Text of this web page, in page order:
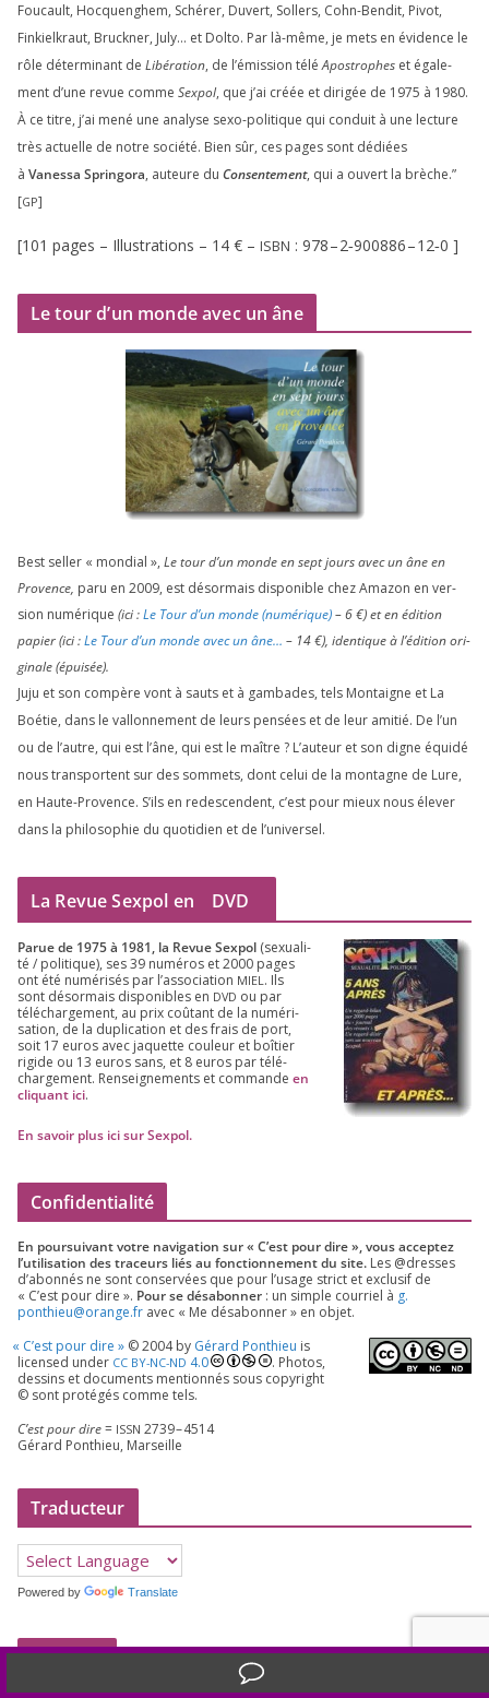
Foucault, Hocquenghem, Schérer, Duvert, Sollers, Cohn-Bendit, Pivot,
Finkielkraut, Bruckner, July… et Dolto. Par là-même, je mets en évi­dence le
rôle déter­mi­nant de Libération, de l’émission téléApostrophes et éga­le­
ment d’une revue comme Sexpol, que j’ai créée et diri­gée de 1975 à 1980.
À ce titre, j’ai mené une ana­lyse sexo-poli­tique qui conduit à une lec­ture
très actuelle de notre socié­té. Bien sûr, ces pages sont dédiées
à Vanessa Springora, auteure du Consentement, qui a ouvert la brèche.”
[GP]
[101 pages – Illustrations – 14 € – ISBN : 978–2‑900886–12‑0 ]
Le tour d’un monde avec un âne
Best sel­ler « mon­dial », Le tour d’un monde en sept jours avec un âne en
Provence, paru en 2009, est désor­mais dis­po­nible chez Amazon en ver­
sion numé­rique (ici :Le Tour d’un monde (numé­rique)–6€) et en édi­tion
papier (ici :Le Tour d’un monde avec un âne… – 14€), iden­tique à l’é­di­tion ori­
gi­nale (épui­sée).
Juju et son com­père vont à sauts et à gam­bades, tels Montaigne et La
Boétie, dans le val­lon­ne­ment de leurs pen­sées et de leur ami­tié. De l’un
ou de l’autre, qui est l’âne, qui est le maître ? L’auteur et son digne équi­dé
nous trans­portent sur des som­mets, dont celui de la mon­tagne de Lure,
en Haute-Provence. S’ils en redes­cendent, c’est pour mieux nous éle­ver
dans la phi­lo­so­phie du quo­ti­dien et de l’universel.
La Revue Sexpol en DVD
Parue de 1975à 1981, la Revue Sex­pol (sexua­li­
té /​ poli­tique), ses39 numé­ros et2000 pages
ont été numé­ri­sés par l’as­so­cia­tion MIEL . Ils
sont désor­mais dis­po­nibles en DVD ou par
télé­char­ge­ment, au prix coû­tant de la numé­ri­
sa­tion, de la dupli­ca­tion et des frais de port,
soit 17 euros avec jaquette cou­leur et boî­tier
rigide ou 13 euros sans, et 8 euros par télé­
char­ge­ment. Ren­sei­gne­ments et com­mande en
cli­quant ici.
En savoir plus ici sur Sexpol.
Confidentialité
En pour­sui­vant votre navi­ga­tion sur « C’est pour dire », vous accep­tez
l’utilisation des tra­ceurs liés au fonc­tion­ne­ment du site. Les @dresses
d’a­bon­nés ne sont conser­vées que pour l’u­sage strict et exclu­sif de
« C’est pour dire ». Pour se désa­bon­ner : un simple cour­riel à g.​
ponthieu@​orange.​fr avec « Me désa­bon­ner » en objet.
« C’est pour dire » ©2004by Gérard Ponthieu is
licen­sed under CC BY-NC-ND 4.0
. Photos,
des­sins et docu­ments men­tion­nés sous copy­right
© sont pro­té­gés comme tels.
C’est pour dire= ISSN 2739–4514
Gérard Ponthieu, Marseille
Traducteur
Powered by Translate
Archives